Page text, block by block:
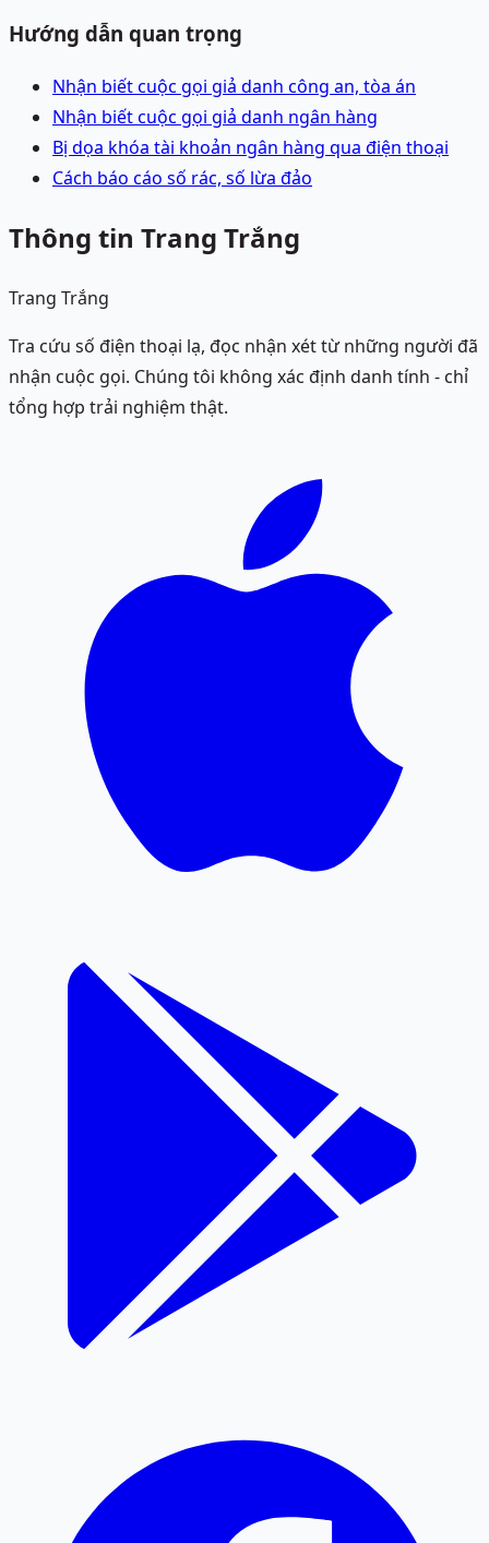
Hướng dẫn quan trọng
Nhận biết cuộc gọi giả danh công an, tòa án
Nhận biết cuộc gọi giả danh ngân hàng
Bị dọa khóa tài khoản ngân hàng qua điện thoại
Cách báo cáo số rác, số lừa đảo
Thông tin Trang Trắng
Trang Trắng
Tra cứu số điện thoại lạ, đọc nhận xét từ những người đã
nhận cuộc gọi. Chúng tôi không xác định danh tính - chỉ
tổng hợp trải nghiệm thật.